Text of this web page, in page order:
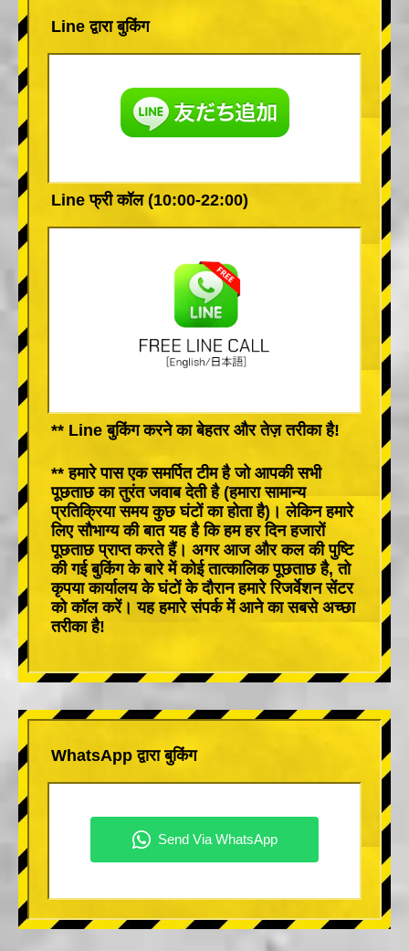
Line द्वारा बुकिंग
Line फ्री कॉल (10:00-22:00)
** Line बुकिंग करने का बेहतर और तेज़ तरीका है!
** हमारे पास एक समर्पित टीम है जो आपकी सभी
पूछताछ का तुरंत जवाब देती है (हमारा सामान्य
प्रतिक्रिया समय कुछ घंटों का होता है)। लेकिन हमारे
लिए सौभाग्य की बात यह है कि हम हर दिन हजारों
पूछताछ प्राप्त करते हैं। अगर आज और कल की पुष्टि
की गई बुकिंग के बारे में कोई तात्कालिक पूछताछ है, तो
कृपया कार्यालय के घंटों के दौरान हमारे रिजर्वेशन सेंटर
को कॉल करें। यह हमारे संपर्क में आने का सबसे अच्छा
तरीका है!
WhatsApp द्वारा बुकिंग